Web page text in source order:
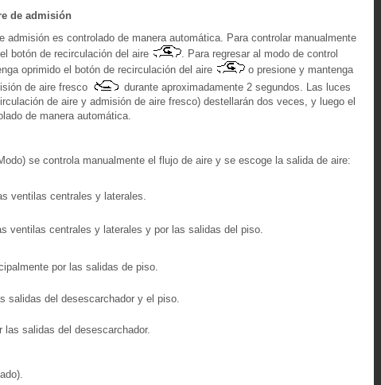
de admisión
admisión es controlado de manera automática. Para controlar manualmente
botón de recirculación del aire
. Para regresar al modo de control
oprimido el botón de recirculación del aire
o presione y mantenga
de aire fresco
durante aproximadamente 2 segundos. Las luces
de aire y admisión de aire fresco) destellarán dos veces, y luego el
de manera automática.
se controla manualmente el flujo de aire y se escoge la salida de aire:
ventilas centrales y laterales.
ventilas centrales y laterales y por las salidas del piso.
por las salidas de piso.
salidas del desescarchador y el piso.
las salidas del desescarchador.